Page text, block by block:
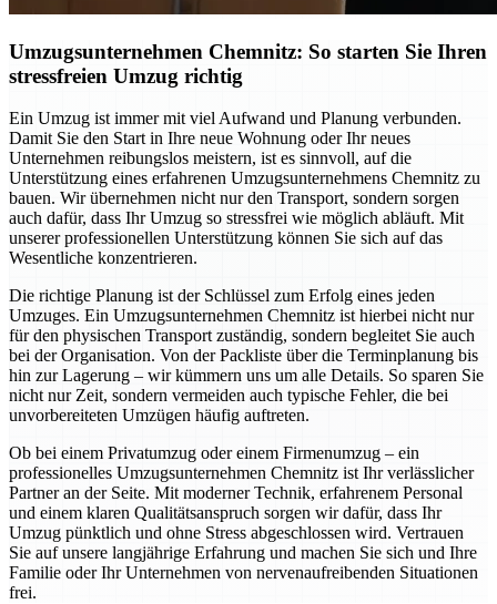
Umzugsunternehmen Chemnitz: So starten Sie Ihren
stressfreien Umzug richtig
Ein Umzug ist immer mit viel Aufwand und Planung verbunden.
Damit Sie den Start in Ihre neue Wohnung oder Ihr neues
Unternehmen reibungslos meistern, ist es sinnvoll, auf die
Unterstützung eines erfahrenen Umzugsunternehmens Chemnitz zu
bauen. Wir übernehmen nicht nur den Transport, sondern sorgen
auch dafür, dass Ihr Umzug so stressfrei wie möglich abläuft. Mit
unserer professionellen Unterstützung können Sie sich auf das
Wesentliche konzentrieren.
Die richtige Planung ist der Schlüssel zum Erfolg eines jeden
Umzuges. Ein Umzugsunternehmen Chemnitz ist hierbei nicht nur
für den physischen Transport zuständig, sondern begleitet Sie auch
bei der Organisation. Von der Packliste über die Terminplanung bis
hin zur Lagerung – wir kümmern uns um alle Details. So sparen Sie
nicht nur Zeit, sondern vermeiden auch typische Fehler, die bei
unvorbereiteten Umzügen häufig auftreten.
Ob bei einem Privatumzug oder einem Firmenumzug – ein
professionelles Umzugsunternehmen Chemnitz ist Ihr verlässlicher
Partner an der Seite. Mit moderner Technik, erfahrenem Personal
und einem klaren Qualitätsanspruch sorgen wir dafür, dass Ihr
Umzug pünktlich und ohne Stress abgeschlossen wird. Vertrauen
Sie auf unsere langjährige Erfahrung und machen Sie sich und Ihre
Familie oder Ihr Unternehmen von nervenaufreibenden Situationen
frei.